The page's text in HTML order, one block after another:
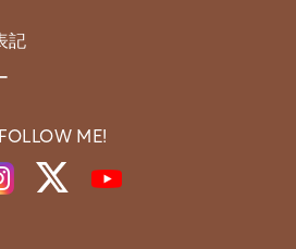
記
FOLLOW ME!